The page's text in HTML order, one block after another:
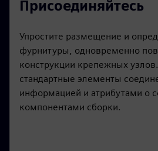
Присоединяйтесь
Упростите размещение и
фурнитуры, одновременно
конструкции крепежных
стандартные элементы
информацией и атрибутами о
компонентами сборки.